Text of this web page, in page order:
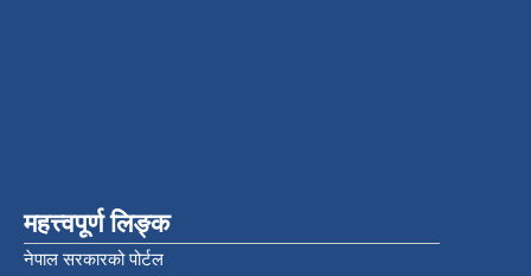
महत्त्वपूर्ण लिङ्क
नेपाल सरकारको पोर्टल